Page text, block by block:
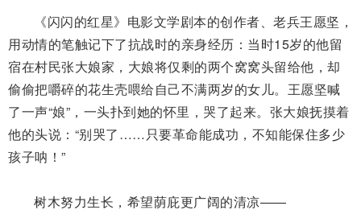
《闪闪的红星》电影文学剧本的创作者、老兵王愿坚，
用动情的笔触记下了抗战时的亲身经历：当时15岁的他留
宿在村民张大娘家，大娘将仅剩的两个窝窝头留给他，却
偷偷把嚼碎的花生壳喂给自己不满两岁的女儿。王愿坚喊
了一声“娘”，一头扑到她的怀里，哭了起来。张大娘抚摸着
他的头说：“别哭了……只要革命能成功，不知能保住多少
孩子呐！”
树木努力生长，希望荫庇更广阔的清凉——